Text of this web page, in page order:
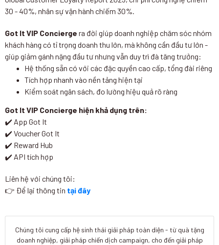
30 - 40%, nhân sự vận hành chiếm 30%.
Got It VIP Concierge ra đời giúp doanh nghiệp chăm sóc nhóm
khách hàng có tỉ trọng doanh thu lớn, mà không cần đầu tư lớn -
giúp giảm gánh nặng đầu tư nhưng vẫn duy trì đà tăng trưởng:
Hệ thống sẵn có với các đặc quyền cao cấp, tổng đài riêng
Tích hợp nhanh vào nền tảng hiện tại
Kiểm soát ngân sách, đo lường hiệu quả rõ ràng
Got It VIP Concierge hiện khả dụng trên:
✔️ App Got It
✔️ Voucher Got It
✔️ Reward Hub
✔️ API tích hợp
Liên hệ với chúng tôi:
👉 Để lại thông tin tại đây
Chúng tôi cung cấp hệ sinh thái giải pháp toàn diện - từ quà tặng
doanh nghiệp, giải pháp chiến dịch campaign, cho đến giải pháp